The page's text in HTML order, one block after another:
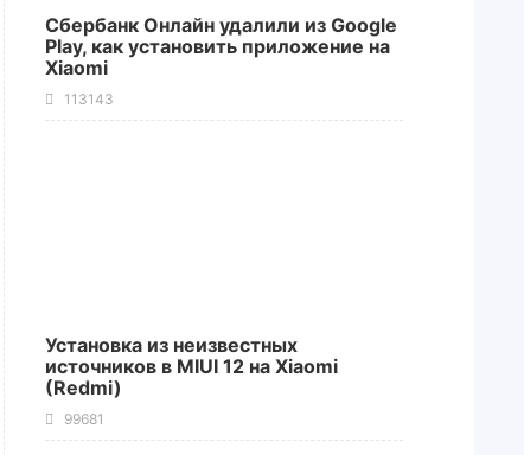
Сбербанк Онлайн удалили из Google
Play, как установить приложение на
Xiaomi
113143
Установка из неизвестных
источников в MIUI 12 на Xiaomi
(Redmi)
99681